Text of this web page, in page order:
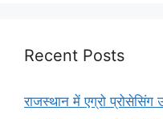
Recent Posts
राजस्थान में एग्रो